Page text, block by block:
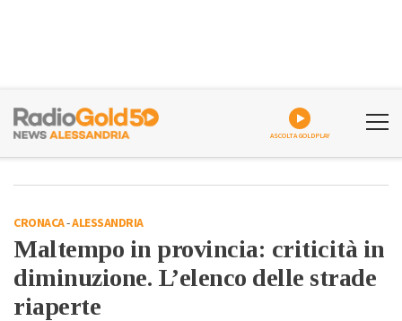
ASCOLTA GOLDPLAY
CRONACA-ALESSANDRIA
Maltempo in provincia: criticità in
diminuzione. L’elenco delle strade
riaperte